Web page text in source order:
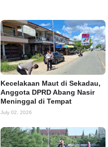
Kecelakaan Maut di Sekadau,
Anggota DPRD Abang Nasir
Meninggal di Tempat
July 02, 2026